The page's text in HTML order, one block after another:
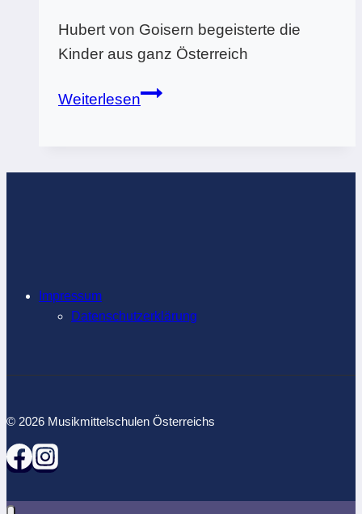
Hubert von Goisern begeisterte die
Kinder aus ganz Österreich
WeiterlesenKomm
Impressum
Datenschutzerklärung
© 2026 Musikmittelschulen Österreichs